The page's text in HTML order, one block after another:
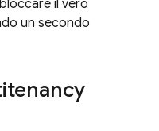
il vero
un secondo